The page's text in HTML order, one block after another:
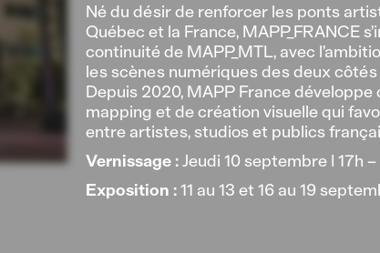
Né du désir de renforcer les ponts
Québec et la France, MAPP_FRANCE
continuité de MAPP_MTL, avec
les scènes numériques des deux côtés
Depuis 2020, MAPP France
mapping et de création visuelle qui
entre artistes, studios et publics
Vernissage :Jeudi 10 septembre | 17h
Exposition :11 au 13 et 16 au 19